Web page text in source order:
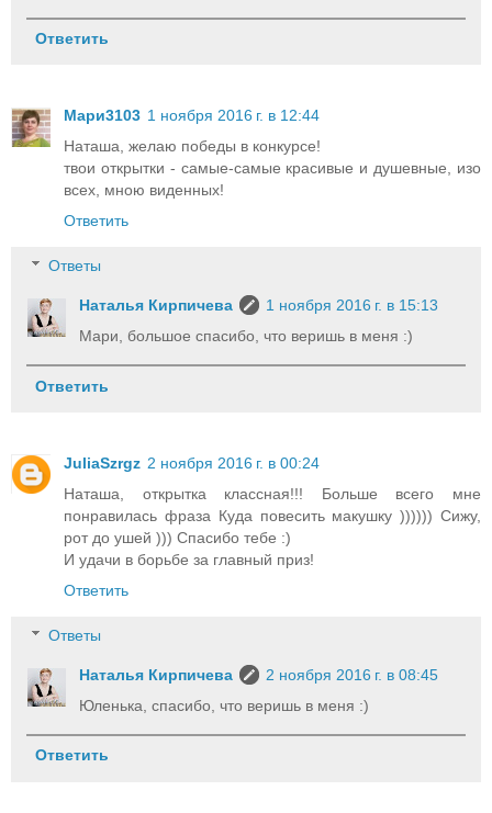
Ответить
Мари3103 1 ноября 2016 г. в 12:44
Наташа, желаю победы в конкурсе!
твои открытки - самые-самые красивые и душевные, изо
всех, мною виденных!
Ответить
Ответы
Наталья Кирпичева
1 ноября 2016 г. в 15:13
Мари, большое спасибо, что веришь в меня :)
Ответить
JuliaSzrgz 2 ноября 2016 г. в 00:24
Наташа, открытка классная!!! Больше всего мне
понравилась фраза Куда повесить макушку )))))) Сижу,
рот до ушей ))) Спасибо тебе :)
И удачи в борьбе за главный приз!
Ответить
Ответы
Наталья Кирпичева
2 ноября 2016 г. в 08:45
Юленька, спасибо, что веришь в меня :)
Ответить